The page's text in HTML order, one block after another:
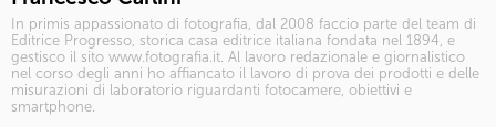
In primis appassionato di fotografia, dal 2008 faccio parte del team di
Editrice Progresso, storica casa editrice italiana fondata nel 1894, e
gestisco il sito www.fotografia.it. Al lavoro redazionale e giornalistico
nel corso degli anni ho affiancato il lavoro di prova dei prodotti e delle
misurazioni di laboratorio riguardanti fotocamere, obiettivi e
smartphone.